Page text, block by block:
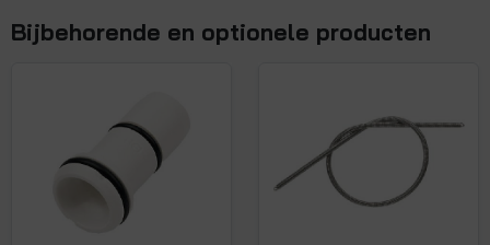
Bijbehorende en optionele producten